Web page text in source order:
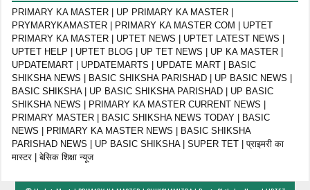
PRIMARY KA MASTER | UP PRIMARY KA MASTER |
PRYMARYKAMASTER | PRIMARY KA MASTER COM | UPTET
PRIMARY KA MASTER | UPTET NEWS | UPTET LATEST NEWS |
UPTET HELP | UPTET BLOG | UP TET NEWS | UP KA MASTER |
UPDATEMART | UPDATEMARTS | UPDATE MART | BASIC
SHIKSHA NEWS | BASIC SHIKSHA PARISHAD | UP BASIC NEWS |
BASIC SHIKSHA | UP BASIC SHIKSHA PARISHAD | UP BASIC
SHIKSHA NEWS | PRIMARY KA MASTER CURRENT NEWS |
PRIMARY MASTER | BASIC SHIKSHA NEWS TODAY | BASIC
NEWS | PRIMARY KA MASTER NEWS | BASIC SHIKSHA
PARISHAD NEWS | UP BASIC SHIKSHA | SUPER TET | प्राइमरी का
मास्टर | बेसिक शिक्षा न्यूज